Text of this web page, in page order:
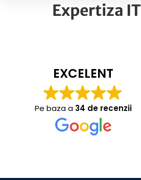
Expertiza IT
EXCELENT
Pe baza a 34 de recenzii
o echipa bine pregatita, rezolva cu
rapiditate orice problema cu mult
profesionalism.